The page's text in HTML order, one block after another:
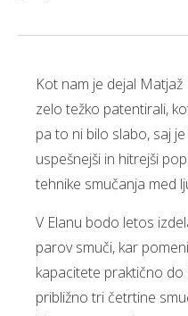
Kot nam je dejal
zelo težko patentirali,
pa to ni bilo slabo, saj
uspešnejši in hitrejši
tehnike smučanja med
V Elanu bodo letos
parov smuči, kar
kapacitete praktično
približno tri četrtine